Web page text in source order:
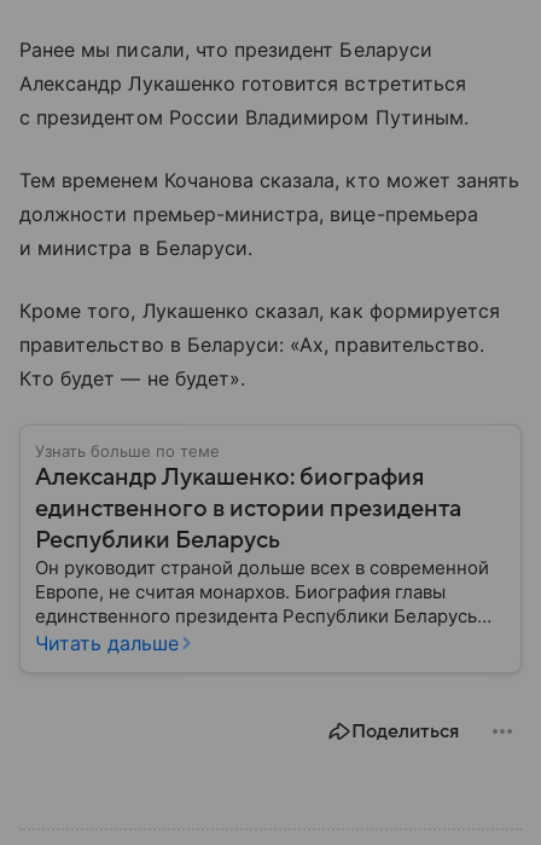
Ранее мы писали, что президент Беларуси
Александр Лукашенко готовится встретиться
с президентом России Владимиром Путиным.
Тем временем Кочанова сказала, кто может занять
должности премьер-министра, вице-премьера
и министра в Беларуси.
Кроме того, Лукашенко сказал, как формируется
правительство в Беларуси: «Ах, правительство.
Кто будет — не будет».
Узнать больше по теме
Александр Лукашенко: биография
единственного в истории президента
Республики Беларусь
Он руководит страной дольше всех в современной
Европе, не считая монархов. Биография главы
единственного президента Республики Беларусь
Александра Лукашенко — в материале.
Читать дальше
Поделиться